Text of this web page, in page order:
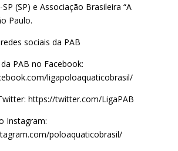
SP (SP) e Associação Brasileira “A
Paulo.
sociais da PAB
PAB no Facebook:
ligapoloaquaticobrasil/
https://twitter.com/LigaPAB
Instagram:
poloaquaticobrasil/